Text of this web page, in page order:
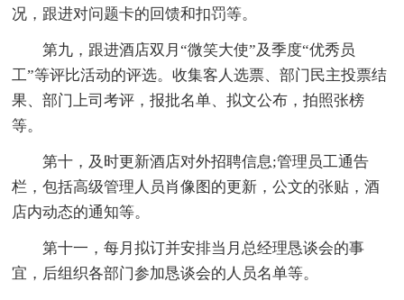
况，跟进对问题卡的回馈和扣罚等。
第九，跟进酒店双月“微笑大使”及季度“优秀员
工”等评比活动的评选。收集客人选票、部门民主投票结
果、部门上司考评，报批名单、拟文公布，拍照张榜
等。
第十，及时更新酒店对外招聘信息;管理员工通告
栏，包括高级管理人员肖像图的更新，公文的张贴，酒
店内动态的通知等。
第十一，每月拟订并安排当月总经理恳谈会的事
宜，后组织各部门参加恳谈会的人员名单等。